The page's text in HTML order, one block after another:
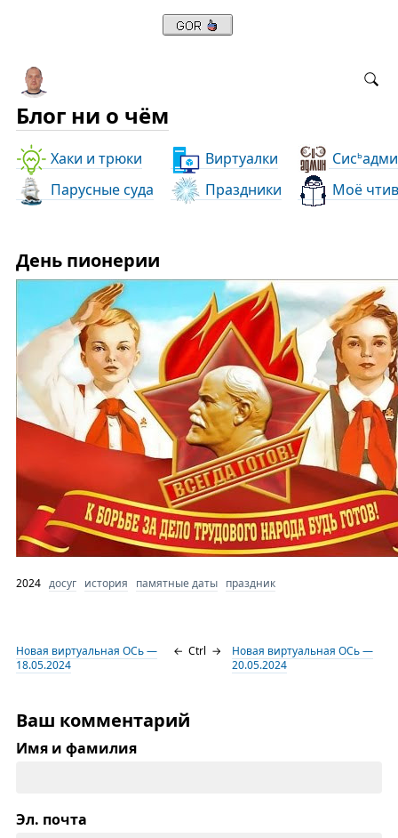
Блог ни о чём
Хаки и трюки Виртуалки Сись
Парусные суда
Праздники Моё
День пионерии
2024 досуг история памятные даты праздник
Новая виртуальная ОСь —
18.05.2024
← Ctrl →
Новая виртуальная ОСь —
20.05.2024
Ваш комментарий
Имя и фамилия
Эл. почта